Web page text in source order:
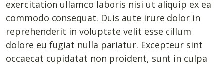
exercitation ullamco laboris nisi ut aliquip ex ea
commodo consequat. Duis aute irure dolor in
reprehenderit in voluptate velit esse cillum
dolore eu fugiat nulla pariatur. Excepteur sint
occaecat cupidatat non proident, sunt in culpa